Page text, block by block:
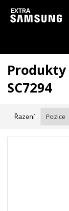
Vzhledem k aktuální
SC7294
Řazení